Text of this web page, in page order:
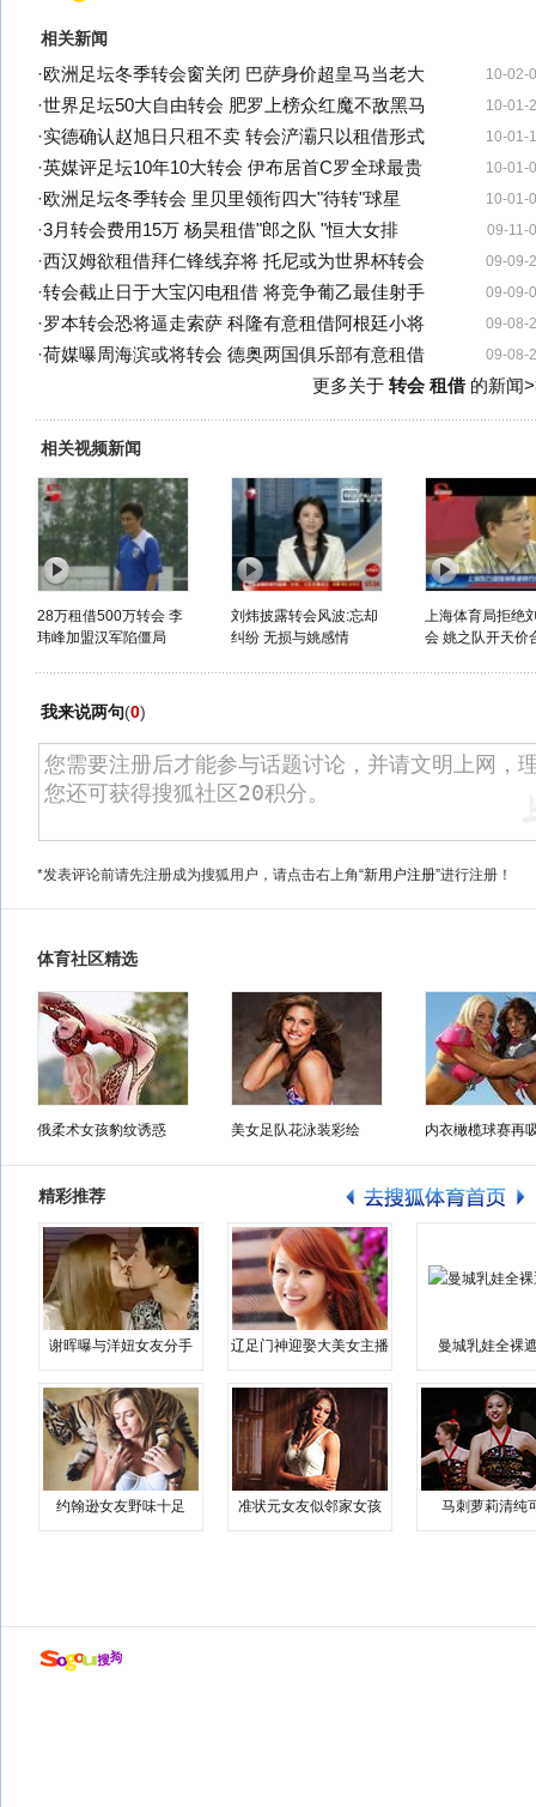
相关新闻
10-02-
·欧洲足坛冬季转会窗关闭 巴萨身价超皇马当老大
10-01-
·世界足坛50大自由转会 肥罗上榜众红魔不敌黑马
10-01-
·实德确认赵旭日只租不卖 转会浐灞只以租借形式
10-01-
·英媒评足坛10年10大转会 伊布居首C罗全球最贵
10-01-
·欧洲足坛冬季转会 里贝里领衔四大"待转"球星
09-11-
·3月转会费用15万 杨昊租借"郎之队 "恒大女排
09-09-
·西汉姆欲租借拜仁锋线弃将 托尼或为世界杯转会
09-09-
·转会截止日于大宝闪电租借 将竞争葡乙最佳射手
09-08-
·罗本转会恐将逼走索萨 科隆有意租借阿根廷小将
09-08-
·荷媒曝周海滨或将转会 德奥两国俱乐部有意租借
更多关于 转会 租借的新闻
相关视频新闻
28万租借500万转会 李
玮峰加盟汉军陷僵局
刘炜披露转会风波:忘却
纠纷 无损与姚感情
上海体育局拒绝
会 姚之队开天价
我来说两句(0)
*发表评论前请先注册成为搜狐用户，请点击右上角“新用户注册”进行注册！
体育社区精选
俄柔术女孩豹纹诱惑 美女足队花泳装彩绘 内衣橄榄球赛再
精彩推荐
谢晖曝与洋妞女友分手 辽足门神迎娶大美女主播 曼城乳娃全裸
约翰逊女友野味十足 准状元女友似邻家女孩 马刺萝莉清纯